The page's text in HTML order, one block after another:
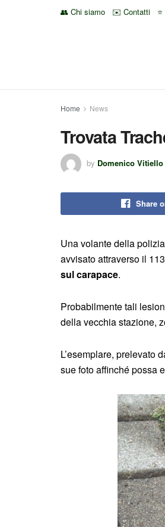
👥 Chi siamo ✉️ Contatti
Home News
Trovata
by Domenico Vitiello
Share
Una volante della
avvisato attraverso il
sul carapace.
Probabilmente tali
della vecchia stazione,
L’esemplare, prelevato
sue foto affinché possa